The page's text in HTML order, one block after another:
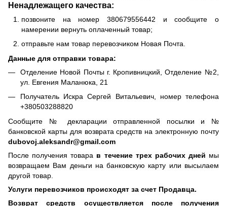
Ненадлежащего качества:
позвоните на номер 380679556442 и сообщите о
намерении вернуть оплаченный товар;
отправьте нам товар перевозчиком Новая Почта.
Данные для отправки товара:
Отделение Новой Почты г. Кропивницкий, Отделение №2,
ул. Евгения Маланюка, 21
Получатель Искра Сергей Витальевич, номер телефона
+380503288820
Сообщите № декларации отправленной посылки и №
банковской карты для возврата средств на электронную почту
dubovoj.aleksandr@gmail.com
После получения товара в течение трех рабочих дней мы
возвращаем Вам деньги на банковскую карту или высылаем
другой товар.
Услуги перевозчиков происходят за счет Продавца.
Возврат средств осуществляется после получения